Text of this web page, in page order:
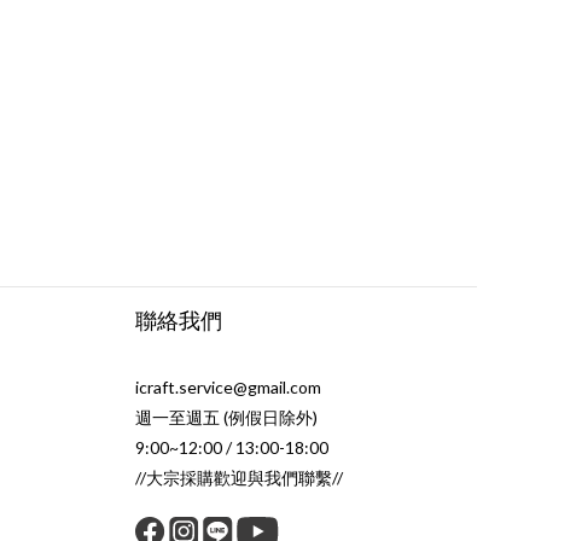
聯絡我們
icraft.service@gmail.com
週一至週五 (例假日除外)
9:00~12:00 / 13:00-18:00
//大宗採購歡迎與我們聯繫//